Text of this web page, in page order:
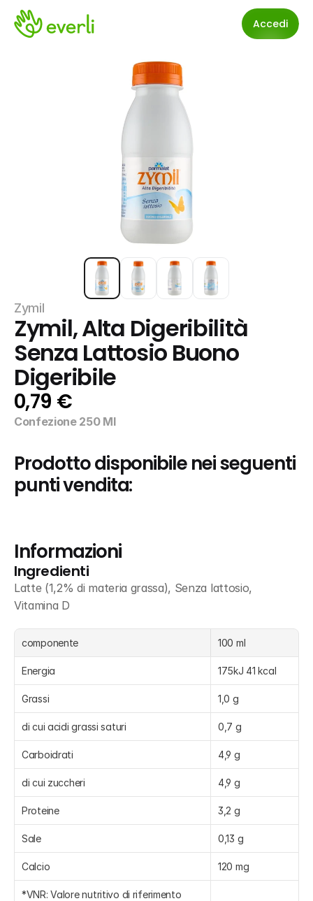
Accedi
Zymil
Zymil, Alta Digeribilità
Senza Lattosio Buono
Digeribile
0,79 €
Confezione 250 Ml
Prodotto disponibile nei seguenti
punti vendita:
Informazioni
Ingredienti
Latte (1,2% di materia grassa), Senza lattosio,
Vitamina D
componente 100 ml
Energia 175kJ 41 kcal
Grassi 1,0 g
di cui acidi grassi saturi 0,7 g
Carboidrati 4,9 g
di cui zuccheri 4,9 g
Proteine 3,2 g
Sale 0,13 g
Calcio 120 mg
*VNR: Valore nutritivo di riferimento